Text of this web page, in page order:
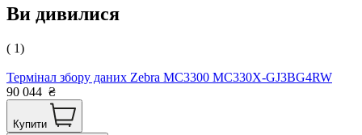
Ви дивилися
( 1)
Термінал збору даних Zebra MC3300 MC330X-GJ3BG4RW
90 044 ₴
Купити